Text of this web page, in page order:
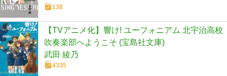
138
【TVアニメ化】響け! ユーフォニアム 北宇治高校
吹奏楽部へようこそ (宝島社文庫)
武田 綾乃
4335